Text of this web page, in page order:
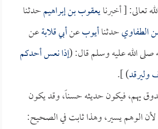
تعالى: [ أخبرنايعقوب بن إبراهيمحدثنا
الطفاويحدثناأيوبعنأبي قلابةعن
صلى الله عليه وسلم قال: (إذا نعس أحدكم
وليرقد) ].
يهم، فيكون حديثه حسناً، وقد يكون
الوهم يسير، وهذا ثابت في الصحيح: